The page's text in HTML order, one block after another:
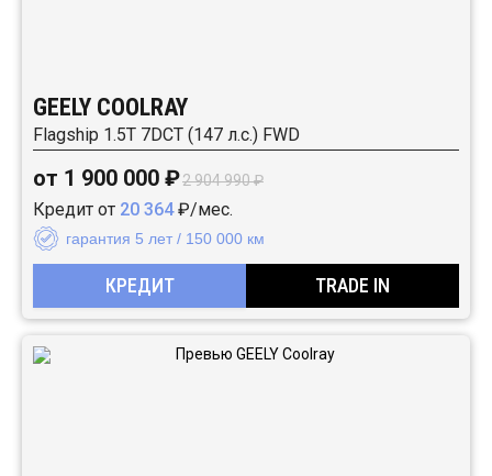
GEELY COOLRAY
Flagship 1.5T 7DCT (147 л.с.) FWD
от 1 900 000 ₽2 904 990 ₽
Кредит от 20 364₽/мес.
гарантия 5 лет / 150 000 км
КРЕДИТ TRADE IN